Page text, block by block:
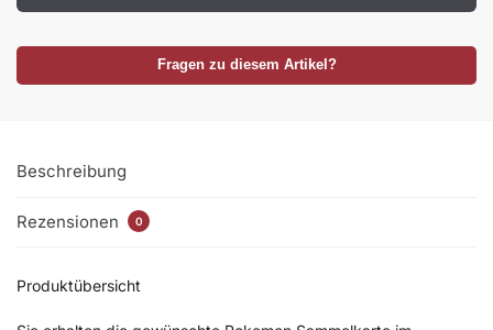
Fragen zu diesem Artikel?
Beschreibung
Rezensionen 0
Produktübersicht